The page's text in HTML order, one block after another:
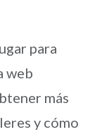
para
web
más
y cómo